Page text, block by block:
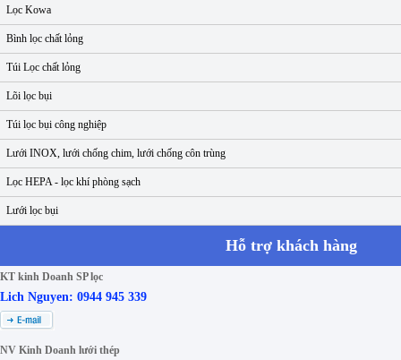
Lọc Kowa
Bình lọc chất lỏng
Túi Lọc chất lỏng
Lõi lọc bụi
Túi lọc bụi công nghiệp
Lưới INOX, lưới chống chim, lưới chống côn trùng
Lọc HEPA - lọc khí phòng sạch
Lưới lọc bụi
Hỗ trợ khách hàng
KT kinh Doanh SP lọc
Lich Nguyen: 0944 945 339
NV Kinh Doanh lưới thép